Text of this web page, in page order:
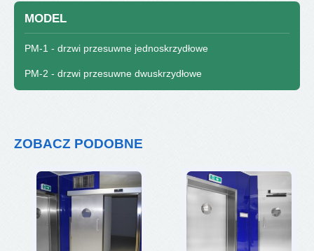
MODEL
PM-1 - drzwi przesuwne jednoskrzydłowe
PM-2 - drzwi przesuwne dwuskrzydłowe
ZOBACZ PODOBNE